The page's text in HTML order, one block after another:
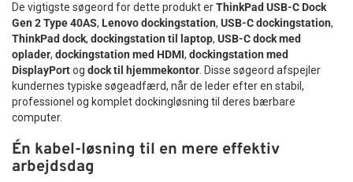
De vigtigste søgeord for dette produkt erThinkPad USB-C Dock
Gen 2 Type 40AS, Lenovo dockingstation, USB-C dockingstation,
ThinkPad dock, dockingstation til laptop, USB-C dock med
oplader, dockingstation med HDMI, dockingstation med
DisplayPortog dock til hjemmekontor . Disse søgeord afspejler
kundernes typiske søgeadfærd, når de leder efter en stabil,
professionel og komplet dockingløsning til deres bærbare
computer.
Én kabel-løsning til en mere effektiv
arbejdsdag